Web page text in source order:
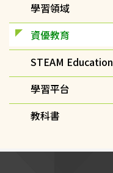
學習領域
資優教育
STEAM Education
學習平台
教科書